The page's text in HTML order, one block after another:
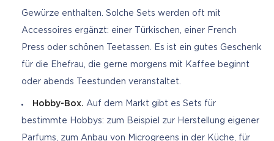
Gewürze enthalten. Solche Sets werden oft mit
Accessoires ergänzt: einer Türkischen, einer French
Press oder schönen Teetassen. Es ist ein gutes Geschenk
für die Ehefrau, die gerne morgens mit Kaffee beginnt
oder abends Teestunden veranstaltet.
Hobby-Box. Auf dem Markt gibt es Sets für
bestimmte Hobbys: zum Beispiel zur Herstellung eigener
Parfums, zum Anbau von Microgreens in der Küche, für